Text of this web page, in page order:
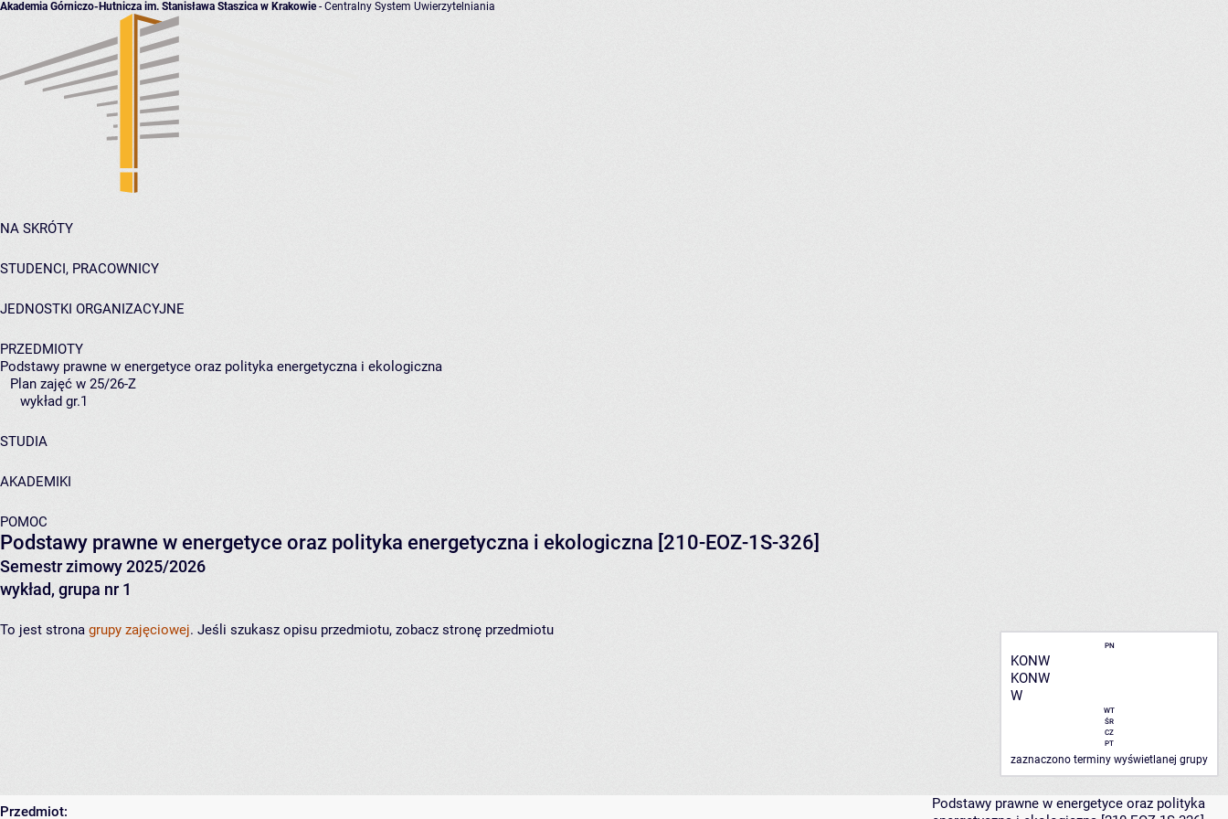
Akademia Górniczo-Hutnicza im. Stanisława Staszica w Krakowie- Centralny System Uwierzytelniania
NA SKRÓTY
STUDENCI, PRACOWNICY
JEDNOSTKI ORGANIZACYJNE
PRZEDMIOTY
Podstawy prawne w energetyce oraz polityka energetyczna i ekologiczna
Plan zajęć w 25/26-Z
wykład gr.1
STUDIA
AKADEMIKI
POMOC
Podstawy prawne w energetyce oraz polityka energetyczna i ekologiczna [210-EOZ-1S-326]
Semestr zimowy 2025/2026
wykład, grupa nr 1
PN
KONW
KONW
W
WT
ŚR
CZ
PT
zaznaczono terminy wyświetlanej grupy
To jest strona grupy zajęciowej. Jeśli szukasz opisu przedmiotu, zobacz stronę przedmiotu
Przedmiot:
Podstawy prawne w energetyce oraz polityka